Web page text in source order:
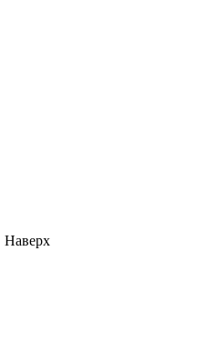
Наверх